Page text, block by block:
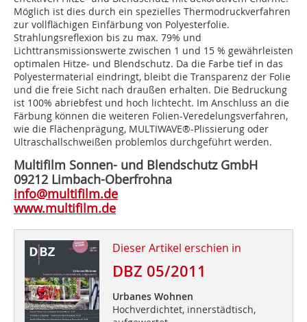
Möglich ist dies durch ein spezielles Thermodruckverfahren
zur vollflächigen Einfärbung von Polyesterfolie.
Strahlungsreflexion bis zu max. 79% und
Lichttransmissionswerte zwischen 1 und 15 % gewährleisten
optimalen Hitze- und Blendschutz. Da die Farbe tief in das
Polyestermaterial eindringt, bleibt die Transparenz der Folie
und die freie Sicht nach draußen erhalten. Die Bedruckung
ist 100% abriebfest und hoch lichtecht. Im Anschluss an die
Färbung können die weiteren Folien-Veredelungsverfahren,
wie die Flächenprägung, MULTIWAVE®-Plissierung oder
Ultraschallschweißen problemlos durchgeführt werden.
Multifilm Sonnen- und Blendschutz GmbH
09212 Limbach-Oberfrohna
info@multifilm.de
www.multifilm.de
Dieser Artikel erschien in
DBZ 05/2011
Urbanes Wohnen
Hochverdichtet, innerstädtisch,